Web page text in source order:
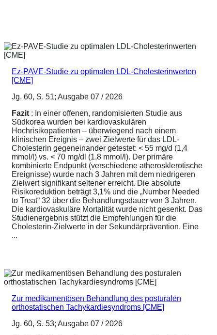
Ez-PAVE-Studie zu optimalen LDL-Cholesterinwerten
[CME]
Jg. 60, S. 51; Ausgabe 07 / 2026
Fazit : In einer offenen, randomisierten Studie aus
Südkorea wurden bei kardiovaskulären
Hochrisikopatienten – überwiegend nach einem
klinischen Ereignis – zwei Zielwerte für das LDL-
Cholesterin gegeneinander getestet: < 55 mg/d (1,4
mmol/l) vs. < 70 mg/dl (1,8 mmol/l). Der primäre
kombinierte Endpunkt (verschiedene atherosklerotische
Ereignisse) wurde nach 3 Jahren mit dem niedrigeren
Zielwert signifikant seltener erreicht. Die absolute
Risikoreduktion beträgt 3,1% und die „Number Needed
to Treat“ 32 über die Behandlungsdauer von 3 Jahren.
Die kardiovaskuläre Mortalität wurde nicht gesenkt. Das
Studienergebnis stützt die Empfehlungen für die
Cholesterin-Zielwerte in der Sekundärprävention. Eine
...
Zur medikamentösen Behandlung des posturalen
orthostatischen Tachykardiesyndroms [CME]
Jg. 60, S. 53; Ausgabe 07 / 2026